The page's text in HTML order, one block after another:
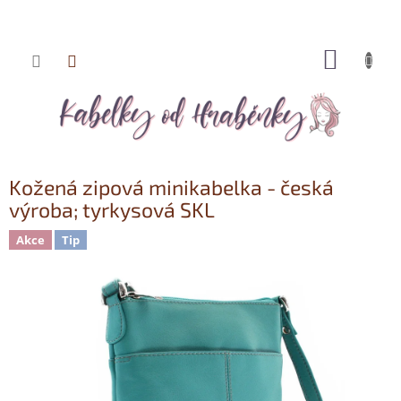
Přejít
Kožená zipová minikabelka - česká
výroba; tyrkysová SKL
Akce Tip